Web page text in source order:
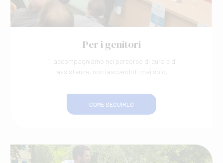
Per i genitori
Ti accompagniamo nel percorso di cura e di
assistenza, non lasciandoti mai solo.
COME SEGUIRLO